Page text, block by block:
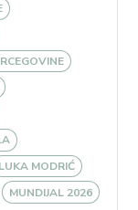
LUKA MODRIĆ
MUNDIJAL 2026